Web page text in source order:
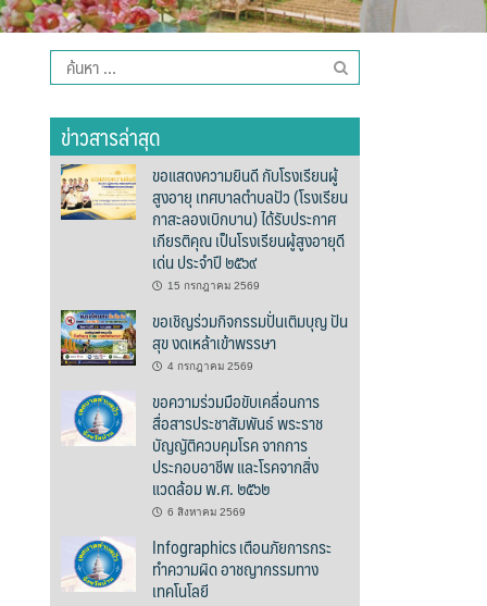
ค้นหา
สำหรับ:
ข่าวสารล่าสุด
ขอแสดงความยินดี กับโรงเรียนผู้
สูงอายุ เทศบาลตำบลปัว (โรงเรียน
กาสะลองเบิกบาน) ได้รับประกาศ
เกียรติคุณ เป็นโรงเรียนผู้สูงอายุดี
เด่น ประจำปี ๒๕๖๙
15 กรกฎาคม 2569
ขอเชิญร่วมกิจกรรมปั่นเติมบุญ ปัน
สุข งดเหล้าเข้าพรรษา
4 กรกฎาคม 2569
ขอความร่วมมือขับเคลื่อนการ
สื่อสารประชาสัมพันธ์ พระราช
บัญญัติควบคุมโรค จากการ
ประกอบอาชีพ และโรคจากสิ่ง
แวดล้อม พ.ศ. ๒๕๖๒
6 สิงหาคม 2569
Infographics เตือนภัยการกระ
ทำความผิด อาชญากรรมทาง
เทคโนโลยี